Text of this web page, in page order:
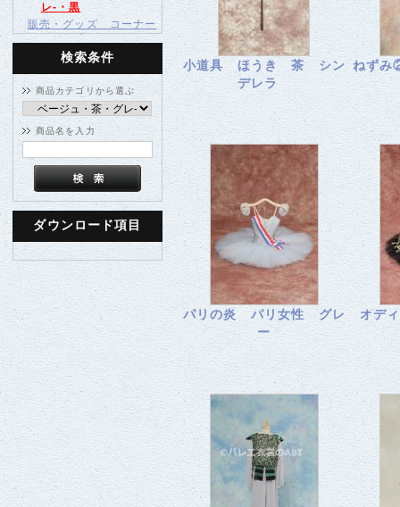
レ-・黒
販売・グッズ コーナー
検索条件
商品カテゴリから選ぶ
商品名を入力
ダウンロード項目
小道具 ほうき 茶 シン
デレラ
ねず
パリの炎 パリ女性 グレ
ー
オデ